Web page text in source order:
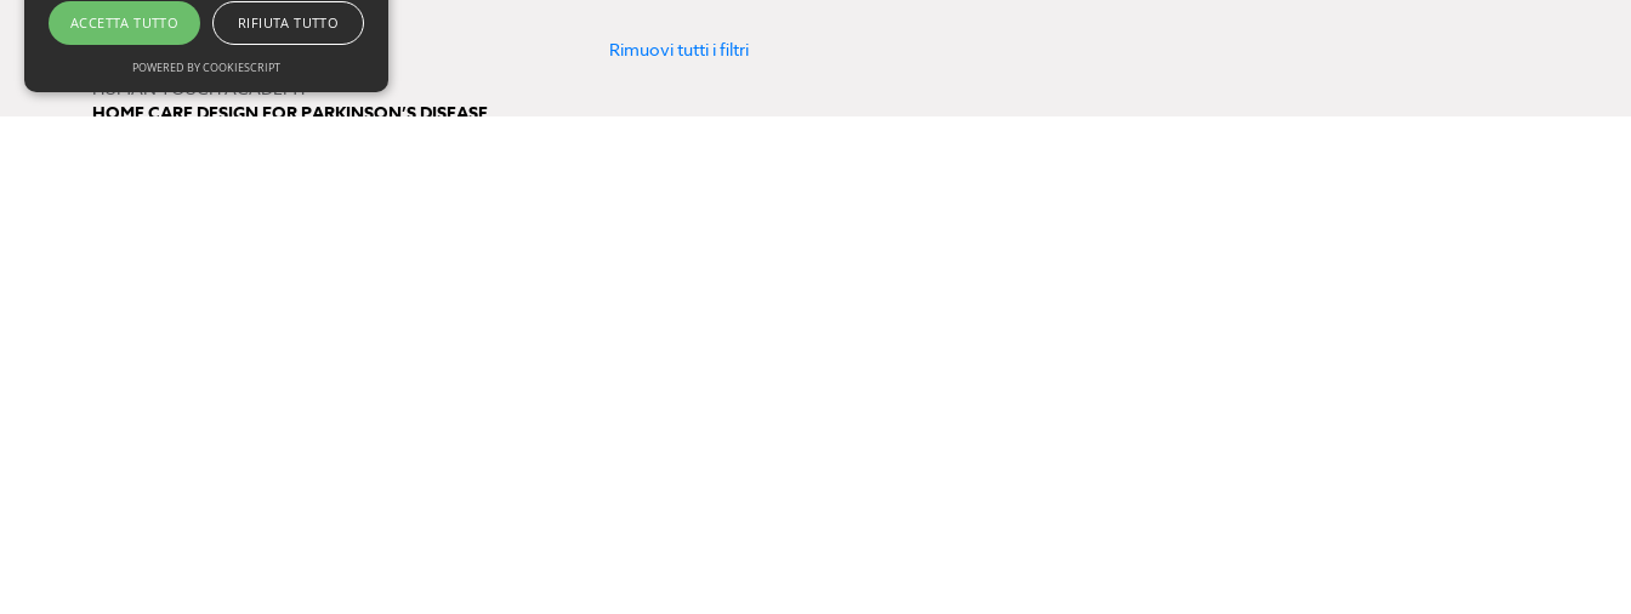
Progetti
HUMAN TOUCH ACADEMY
HOME CARE DESIGN FOR PARKINSON’S DISEASE
Rimuovi tutti i filtri
ACCETTA TUTTO RIFIUTA TUTTO
POWERED BY COOKIESCRIPT